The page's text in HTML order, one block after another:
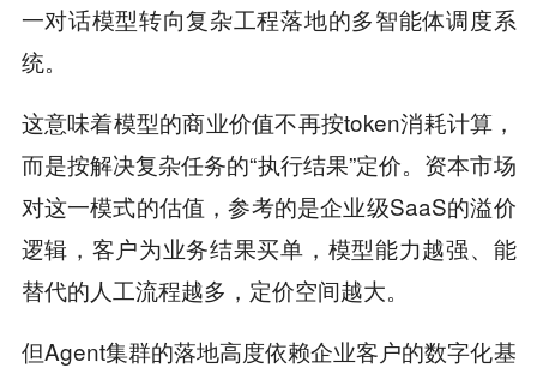
一对话模型转向复杂工程落地的多智能体调度系
统。
这意味着模型的商业价值不再按token消耗计算，
而是按解决复杂任务的“执行结果”定价。资本市场
对这一模式的估值，参考的是企业级SaaS的溢价
逻辑，客户为业务结果买单，模型能力越强、能
替代的人工流程越多，定价空间越大。
但Agent集群的落地高度依赖企业客户的数字化基